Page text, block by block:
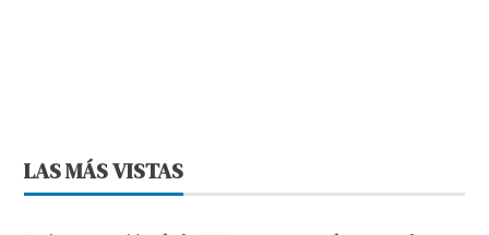
LAS MÁS VISTAS